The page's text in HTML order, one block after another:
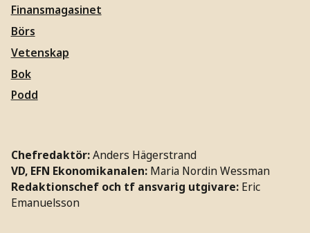
Finansmagasinet
Börs
Vetenskap
Bok
Podd
Chefredaktör:Anders Hägerstrand
VD, EFN Ekonomikanalen: Maria Nordin Wessman
Redaktionschef och tf ansvarig utgivare: Eric
Emanuelsson